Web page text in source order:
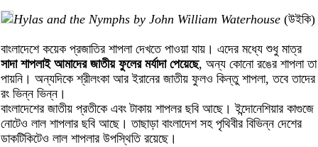
Hylas and the Nymphs by John William Waterhouse (উইকি)
বাংলাদেশে কয়েক প্রজাতির শাপলা দেখতে পাওয়া যায়। এদের মধ্যে শুধু মাত্র
সাদা শাপলাই আমাদের জাতীয় ফুলের মর্যাদা পেয়েছে, অন্য কোনো রঙের শাপলা তা
পায়নি। অন্যদিকে শ্রীলংকা আর ইরানের জাতীয় ফুলও কিন্তু শাপলা, তবে তাদের
রং ভিন্ন ভিন্ন।
বাংলাদেশের জাতীয় প্রতীকে এবং টাকায় শাপলর ছবি আছে। ইন্দোনেশিয়ার কাগুজে
নোটেও লাল শাপলার ছবি আছে। তাছাড়া বাংলাদেশ সহ পৃথিবীর বিভিন্ন দেশের
ডাকটিকিটেও লাল শাপলার উপস্থিতি রয়েছে।